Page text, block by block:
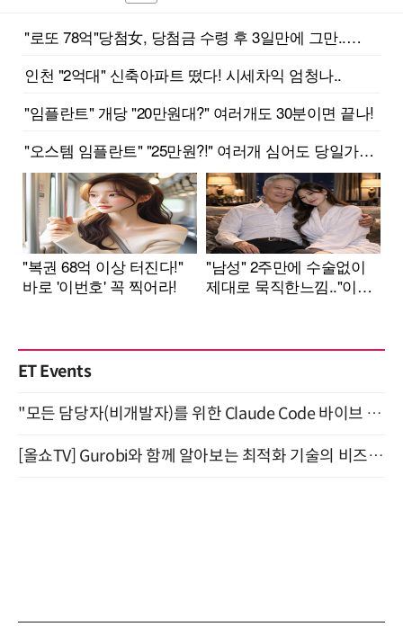
ET Events
"모든 담당자(비개발자)를 위한 Claude Code 바이브 코딩 2-day 부트캠프" 9월 16~17일 개최
[올쇼TV] Gurobi와 함께 알아보는 최적화 기술의 비즈니스 활용 (8월 20일 생방송)